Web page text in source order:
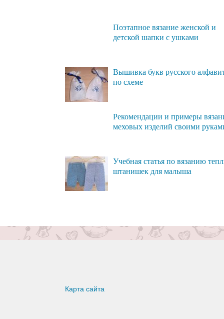
Поэтапное вязание женской и
детской шапки с ушками
Вышивка букв русского
по схеме
Рекомендации и примеры
меховых изделий своими
Учебная статья по вязанию
штанишек для малыша
Карта сайта